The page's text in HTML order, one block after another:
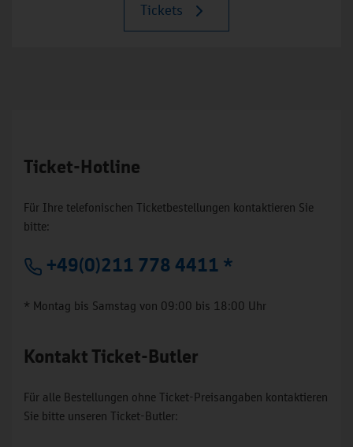
Tickets
Ticket-Hotline
Für Ihre telefonischen Ticketbestellungen kontaktieren Sie
bitte:
+49(0)211 778 4411 *
* Montag bis Samstag von 09:00 bis 18:00 Uhr
Kontakt Ticket-Butler
Für alle Bestellungen ohne Ticket-Preisangaben kontaktieren
Sie bitte unseren Ticket-Butler: